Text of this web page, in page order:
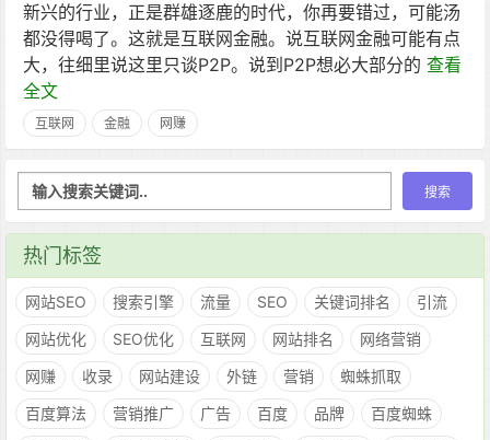
新兴的行业，正是群雄逐鹿的时代，你再要错过，可能汤
都没得喝了。这就是互联网金融。说互联网金融可能有点
大，往细里说这里只谈P2P。说到P2P想必大部分的 查看
全文
互联网 金融 网赚
热门标签
网站SEO 搜索引擎 流量 SEO 关键词排名
引流
网站优化
SEO优化 互联网 网站排名
网络营销
网赚
收录 网站建设 外链 营销
蜘蛛抓取
百度算法
营销推广 广告 百度 品牌
百度蜘蛛